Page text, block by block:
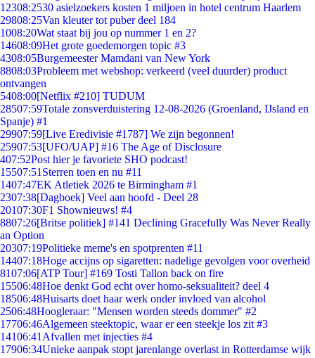
12308:2530 asielzoekers kosten 1 miljoen in hotel centrum Haarlem
29808:25Van kleuter tot puber deel 184
1008:20Wat staat bij jou op nummer 1 en 2?
14608:09Het grote goedemorgen topic #3
4308:05Burgemeester Mamdani van New York
8808:03Probleem met webshop: verkeerd (veel duurder) product
ontvangen
5408:00[Netflix #210] TUDUM
28507:59Totale zonsverduistering 12-08-2026 (Groenland, IJsland en
Spanje) #1
29907:59[Live Eredivisie #1787] We zijn begonnen!
25907:53[UFO/UAP] #16 The Age of Disclosure
407:52Post hier je favoriete SHO podcast!
15507:51 Sterren toen en nu #11
1407:47EK Atletiek 2026 te Birmingham #1
2307:38[Dagboek] Veel aan hoofd - Deel 28
20107:30F1 Shownieuws! #4
8807:26[Britse politiek] #141 Declining Gracefully Was Never Really
an Option
20307:19Politieke meme's en spotprenten #11
14407:18Hoge accijns op sigaretten: nadelige gevolgen voor overheid
8107:06[ATP Tour] #169 Tosti Tallon back on fire
15506:48Hoe denkt God echt over homo-seksualiteit? deel 4
18506:48Huisarts doet haar werk onder invloed van alcohol
2506:48Hoogleraar: "Mensen worden steeds dommer" #2
17706:46Algemeen steektopic, waar er een steekje los zit #3
14106:41 Afvallen met injecties #4
17906:34Unieke aanpak stopt jarenlange overlast in Rotterdamse wijk